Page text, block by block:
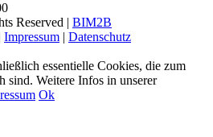
Reserved | BIM2B
Impressum | Datenschutz
essentielle Cookies, die zum
sind. Weitere Infos in unserer
Ok